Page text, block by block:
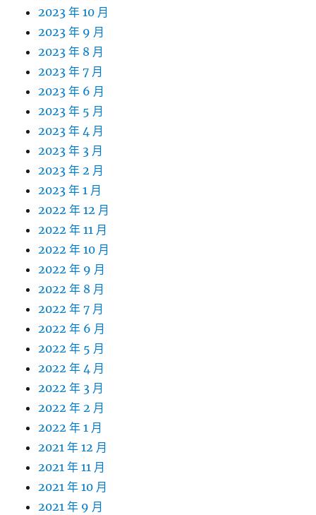
2023 年 10 月
2023 年 9 月
2023 年 8 月
2023 年 7 月
2023 年 6 月
2023 年 5 月
2023 年 4 月
2023 年 3 月
2023 年 2 月
2023 年 1 月
2022 年 12 月
2022 年 11 月
2022 年 10 月
2022 年 9 月
2022 年 8 月
2022 年 7 月
2022 年 6 月
2022 年 5 月
2022 年 4 月
2022 年 3 月
2022 年 2 月
2022 年 1 月
2021 年 12 月
2021 年 11 月
2021 年 10 月
2021 年 9 月